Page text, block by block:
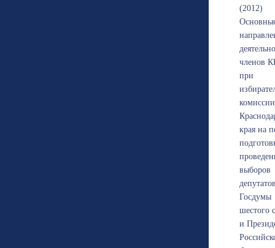
(2012)
членов
при
комиссии
края на
выборов
Госдумы
шестого
и